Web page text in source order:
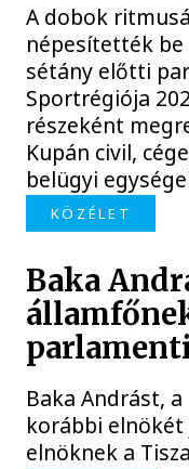
A dobok
népesítették be
sétány előtti
Sportrégiója
részeként
Kupán civil,
belügyi
KÖZÉLET
Baka
Baka Andrást,
korábbi
elnöknek a